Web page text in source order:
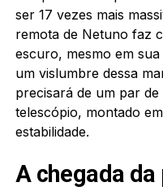
ser 17 vezes mais
remota de Netuno faz
escuro, mesmo em
um vislumbre dessa
precisará de um par
telescópio, montado
estabilidade.
A chegada